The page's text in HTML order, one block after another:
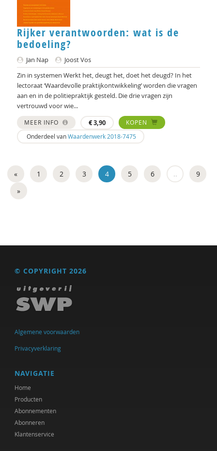
Rijker verantwoorden: wat is de
bedoeling?
Jan Nap
Joost Vos
Zin in systemen Werkt het, deugt het, doet het deugd? In het
lectoraat ‘Waardevolle praktijkontwikkeling’ worden die vragen
aan en in de politiepraktijk gesteld. Die drie vragen zijn
vertrouwd voor wie...
MEER INFO €3,90
KOPEN
Onderdeel vanWaardenwerk 2018-7475
« 1 2 3 4 5 6 ..
9
»
© COPYRIGHT 2026
Algemene voorwaarden
Privacyverklaring
NAVIGATIE
Home
Producten
Abonnementen
Abonneren
Klantenservice